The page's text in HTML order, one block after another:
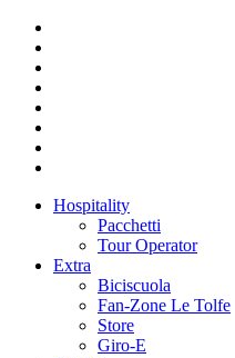
Hospitality
Pacchetti
Tour Operator
Extra
Biciscuola
Fan-Zone Le Tolfe
Store
Giro-E